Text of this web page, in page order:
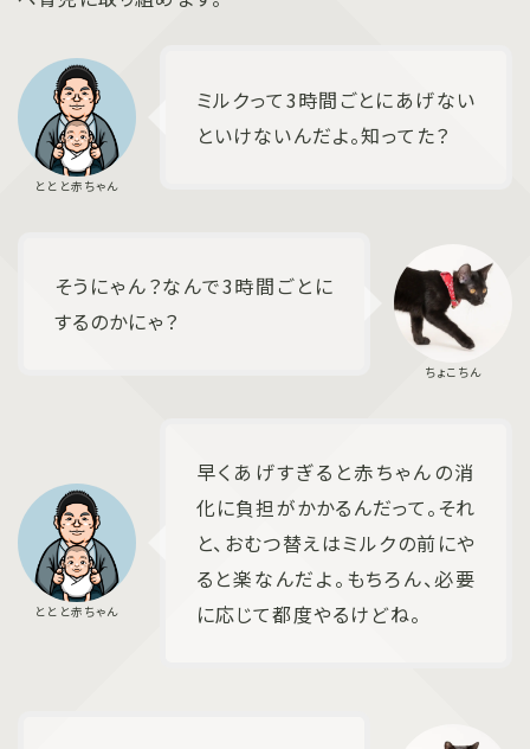
ミルクって3時間ごとにあげない
といけないんだよ。知ってた？
そうにゃん？なんで3時間ごとに
するのかにゃ？
早くあげすぎると赤ちゃんの消
化に負担がかかるんだって。それ
と、おむつ替えはミルクの前にや
ると楽なんだよ。もちろん、必要
に応じて都度やるけどね。